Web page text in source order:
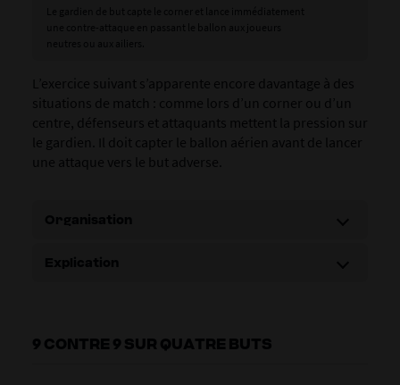
L’exercice suivant s’apparente encore davantage à des
situations de match : comme lors d’un corner ou d’un
centre, défenseurs et attaquants mettent la pression sur
le gardien. Il doit capter le ballon aérien avant de lancer
une attaque vers le but adverse.
9 CONTRE 9 SUR QUATRE BUTS